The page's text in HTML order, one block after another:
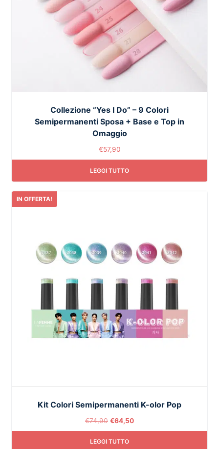
Collezione “Yes I Do” – 9 Colori
Semipermanenti Sposa + Base e Top in
Omaggio
€57,90
LEGGI TUTTO
IN OFFERTA!
Kit Colori Semipermanenti K-olor Pop
€74,90 €64,50
LEGGI TUTTO